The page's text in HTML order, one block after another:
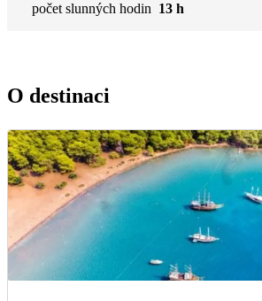
počet slunných hodin 13 h
O destinaci